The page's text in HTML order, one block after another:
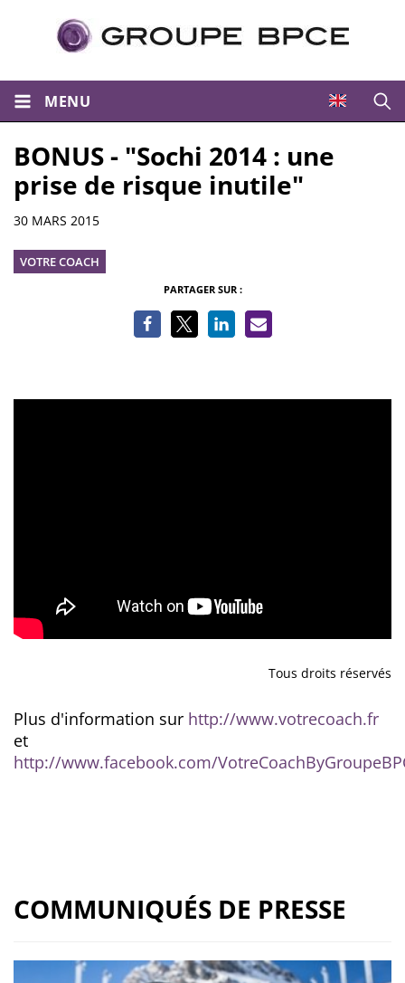
MENU
BONUS - "Sochi 2014 : une
prise de risque inutile"
Informations
30 MARS 2015
VOTRE COACH
PARTAGER SUR :
Tous droits réservés
Plus d'information sur http://www.votrecoach.fr
et
http://www.facebook.com/
COMMUNIQUÉS DE PRESSE